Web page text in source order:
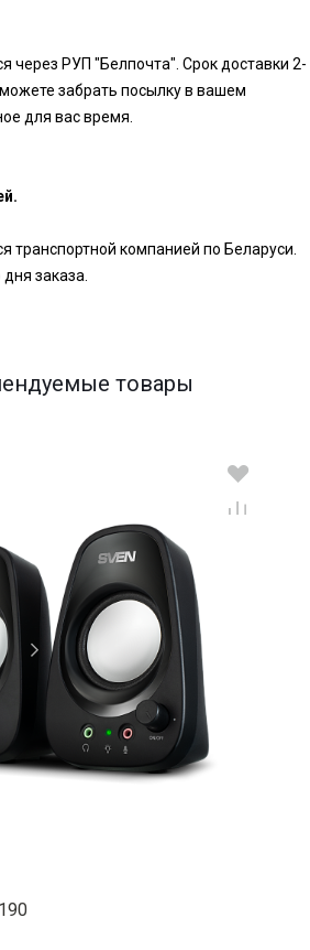
через РУП "Белпочта". Срок доставки 2-
забрать посылку в вашем
для вас время.
транспортной компанией по Беларуси.
заказа.
товары